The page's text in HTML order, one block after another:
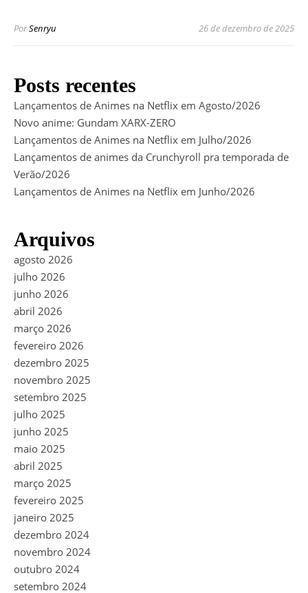
PorSenryu 26 de dezembro de 2025
Posts recentes
Lançamentos de Animes na Netflix em Agosto/2026
Novo anime: Gundam XARX-ZERO
Lançamentos de Animes na Netflix em Julho/2026
Lançamentos de animes da Crunchyroll pra temporada de
Verão/2026
Lançamentos de Animes na Netflix em Junho/2026
Arquivos
agosto 2026
julho 2026
junho 2026
abril 2026
março 2026
fevereiro 2026
dezembro 2025
novembro 2025
setembro 2025
julho 2025
junho 2025
maio 2025
abril 2025
março 2025
fevereiro 2025
janeiro 2025
dezembro 2024
novembro 2024
outubro 2024
setembro 2024